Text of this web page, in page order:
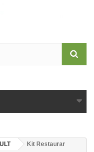
Kit Restaurar